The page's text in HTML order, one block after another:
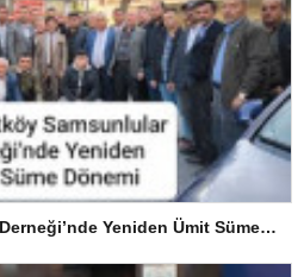
Arnavutköy Samsunlular Derneği’nde Yeniden Ümit Süme Dönemi